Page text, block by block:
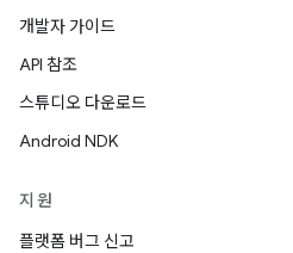
개발자 가이드
API 참조
스튜디오 다운로드
Android NDK
지원
플랫폼 버그 신고